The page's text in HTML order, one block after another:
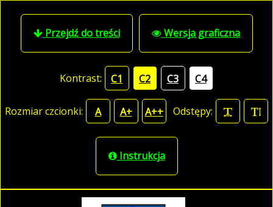
Przejdź do treści Wersja graficzna
Kontrast: C1 C2 C3 C4
Rozmiar czcionki: A A+ A++ Odstępy:
Instrukcja